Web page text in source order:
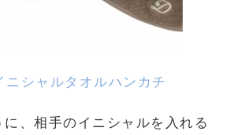
ニシャルタオルハンカチ
に、相手のイニシャルを入れる